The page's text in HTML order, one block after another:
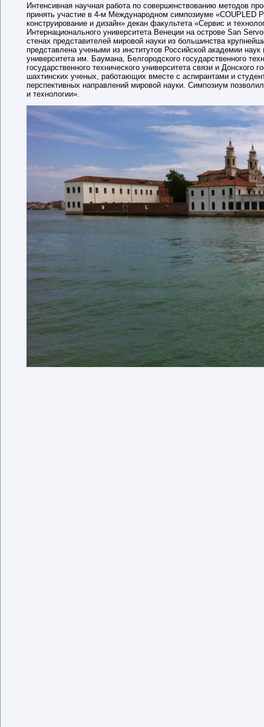
Интенсивная научная работа по совершенствованию методов
принять участие в 4-м Международном симпозиуме
конструирование и дизайн» декан факультета «Сервис и
Интернационального университета Венеции на острове San
стенах представителей мировой науки из большинства
представлена учеными из институтов Российской академии
университета им. Баумана, Белгородского государственного
государственного технического университета связи и
шахтинских ученых, работающих вместе с аспирантами и
перспективных направлений мировой науки. Симпозиум
и технологии».